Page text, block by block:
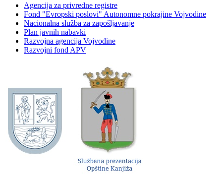
Agencija za privredne registre
Fond "Evropski poslovi" Autonomne pokrajine Vojvodine
Nacionalna služba za zapošljavanje
Plan javnih nabavki
Razvojna agencija Vojvodine
Razvojni fond APV